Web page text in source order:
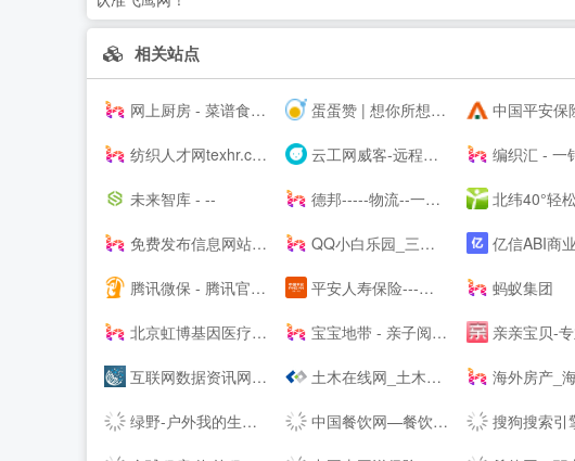
相关站点
网上厨房 - 菜谱食谱大全 - 学做家常菜的美食网 蛋蛋赞 | 想你所想,看你所看! 中国平安保险集团提供专业的保险、银行
纺织人才网texhr.cn-纺织---纺织人才--站 云工网威客-远程工作、按需雇佣，灵活用工人才共享平台 编织汇 - 一针一线织
未来智库 - -- 德邦-----物流--一站式服务 北纬40°轻松讨论，
免费发布信息网站大全_信息发布网站大全_B2B网站大全 - 壹佰导航网 QQ小白乐园_三岁资源网_技术导航_全网精品资源分享平台 亿信ABI商业智能软件-一站式数据
腾讯微保 - 腾讯官方保险代理平台 平安人寿保险---人寿保险,重疾保险,意外保险,医疗保险,少儿保险,理财储蓄 蚂蚁集团
北京虹博基因医疗科技股份有限公司 | 虹博基因 宝宝地带 - 亲子阅读育儿交流网站社区 亲亲宝贝-专业的育儿网站_
互联网数据资讯网-199IT | 发现数据的价值-199IT | 中文互联网数据研究资讯中心-199IT 土木在线网_土木工程师专业技术交流资料下载 海外房产_海外买房置业_海外房产投资 - 外
绿野-户外我的生活-绿野活动 中国餐饮网—餐饮食品批发采购供应链服务平台 搜狗搜索引擎 - 上网